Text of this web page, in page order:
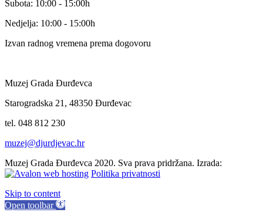
Subota: 10:00 - 15:00h
Nedjelja: 10:00 - 15:00h
Izvan radnog vremena prema dogovoru
Muzej Grada Đurđevca
Starogradska 21, 48350 Đurđevac
tel. 048 812 230
muzej@djurdjevac.hr
Muzej Grada Đurđevca 2020. Sva prava pridržana. Izrada:
Politika privatnosti
Skip to content
Open toolbar